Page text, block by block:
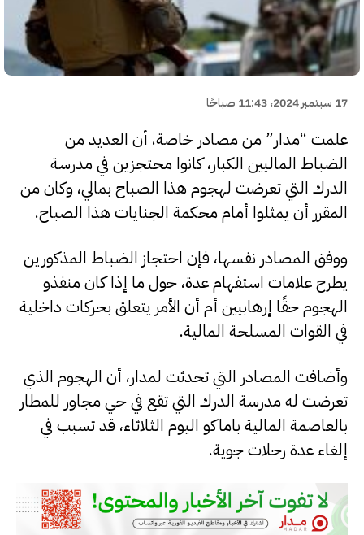
17 سبتمبر 2024، 11:43 صباحًا
علمت “مدار” من مصادر خاصة، أن العديد من
الضباط الماليين الكبار، كانوا محتجزين في مدرسة
الدرك التي تعرضت لهجوم هذا الصباح بمالي، وكان من
المقرر أن يمثلوا أمام محكمة الجنايات هذا الصباح.
ووفق المصادر نفسها، فإن احتجاز الضباط المذكورين
يطرح علامات استفهام عدة، حول ما إذا كان منفذو
الهجوم حقًا إرهابيين أم أن الأمر يتعلق بحركات داخلية
في القوات المسلحة المالية.
وأضافت المصادر التي تحدثت لمدار، أن الهجوم الذي
تعرضت له مدرسة الدرك التي تقع في حي مجاور للمطار
بالعاصمة المالية باماكو اليوم الثلاثاء، قد تسبب في
إلغاء عدة رحلات جوية.